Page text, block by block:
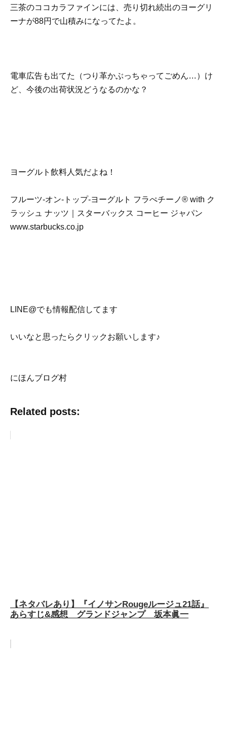
三茶のココカラファインには、売り切れ続出のヨーグリ
ーナが88円で山積みになってたよ。
電車広告も出てた（つり革かぶっちゃってごめん…）け
ど、今後の出荷状況どうなるのかな？
ヨーグルト飲料人気だよね！
フルーツ-オン-トップ-ヨーグルト フラぺチーノ® with ク
ラッシュ ナッツ｜スターバックス コーヒー ジャパン
www.starbucks.co.jp
LINE@でも情報配信してます
いいなと思ったらクリックお願いします♪
にほんブログ村
Related posts:
【ネタバレあり】『イノサンRougeルージュ21話』
あらすじ&感想 グランドジャンプ 坂本眞一